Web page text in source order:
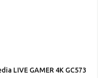
LIVE GAMER 4K GC573